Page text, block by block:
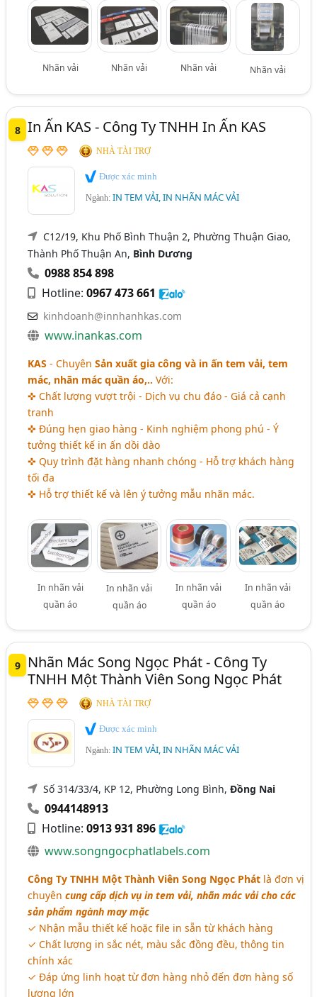
Nhãn vải Nhãn vải Nhãn vải Nhãn vải
8 In Ấn KAS - Công Ty TNHH In Ấn KAS
NHÀ TÀI TRỢ
Được xác minh
Ngành:IN TEM VẢI, IN NHÃN MÁC VẢI
C12/19, Khu Phố Bình Thuận 2, Phường Thuận Giao,
Thành Phố Thuận An, Bình Dương
0988 854 898
Hotline:0967 473 661
kinhdoanh@innhanhkas.com
www.inankas.com
KAS - ChuyênSản xuất gia công và in ấn tem vải, tem
mác, nhãn mác quần áo,.. Với:
✜ Chất lượng vượt trội - Dịch vụ chu đáo - Giá cả cạnh
tranh
✜ Đúng hẹn giao hàng - Kinh nghiệm phong phú -Ý
tưởng thiết kế in ấn dồi dào
✜ Quy trình đặt hàng nhanh chóng - Hỗ trợ khách hàng
tối đa
✜ Hỗ trợ thiết kế và lên ý tưởng mẫu nhãn mác.
In nhãn vải
quần áo
In nhãn vải
quần áo
In nhãn vải
quần áo
In nhãn vải
quần áo
9
Nhãn Mác Song Ngọc Phát - Công Ty
TNHH Một Thành Viên Song Ngọc Phát
NHÀ TÀI TRỢ
Được xác minh
Ngành:IN TEM VẢI, IN NHÃN MÁC VẢI
Số 314/33/4, KP 12, Phường Long Bình,Đồng Nai
0944148913
Hotline:0913 931 896
www.songngocphatlabels.com
Công Ty TNHH Một Thành Viên Song Ngọc Phát là đơn vị
chuyêncung cấp dịch vụ in tem vải, nhãn mác vải cho các
sản phẩm ngành may mặc
✓ Nhận mẫu thiết kế hoặc file in sẵn từ khách hàng
✓ Chất lượng in sắc nét, màu sắc đồng đều, thông tin
chính xác
✓ Đáp ứng linh hoạt từ đơn hàng nhỏ đến đơn hàng số
lượng lớn